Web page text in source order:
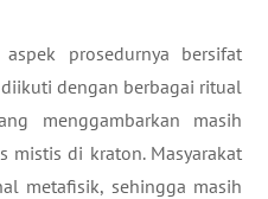
prosedurnya bersifat
dengan berbagai ritual
menggambarkan masih
mistis di kraton. Masyarakat
metafisik, sehingga masih